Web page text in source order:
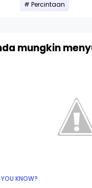
Percintaan
mungkin
KNOW?